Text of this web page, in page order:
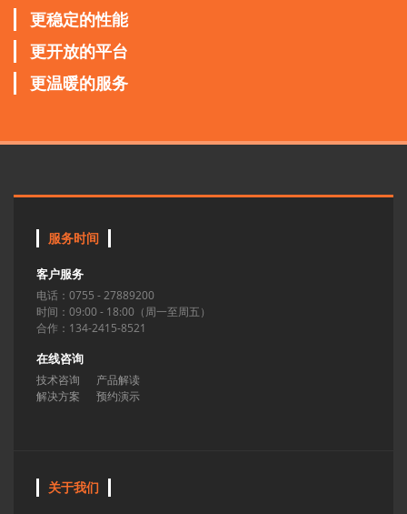
更稳定的性能
更开放的平台
更温暖的服务
服务时间
客户服务
电话：0755 - 27889200
时间：09:00 - 18:00（周一至周五）
合作：134-2415-8521
在线咨询
技术咨询
产品解读
解决方案
预约演示
关于我们